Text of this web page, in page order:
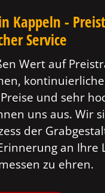
Kappeln -
Service
Wert auf
und sehr
uns aus. Wir
der
an Ihre
zu ehren.